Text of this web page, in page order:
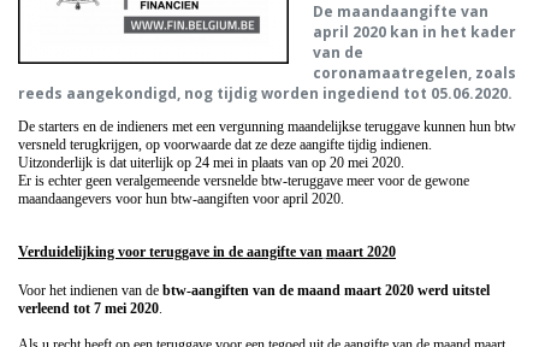
De maandaangifte van
april 2020 kan in het kader
van de
coronamaatregelen, zoals
reeds aangekondigd, nog tijdig worden ingediend tot 05.06.2020.
De starters en de indieners met een vergunning maandelijkse teruggave kunnen hun btw
versneld terugkrijgen, op voorwaarde dat ze deze aangifte tijdig indienen.
Uitzonderlijk is dat uiterlijk op 24 mei in plaats van op 20 mei 2020.
Er is echter geen veralgemeende versnelde btw-teruggave meer voor de gewone
maandaangevers voor hun btw-aangiften voor april 2020.
Verduidelijking voor teruggave in de aangifte van maart 2020
Voor het indienen van de btw-aangiften van de maand maart 2020 werd uitstel
verleend tot 7 mei 2020.